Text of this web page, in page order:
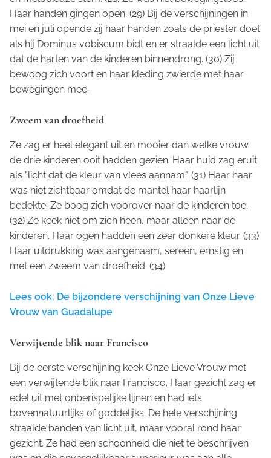
Haar handen gingen open. (29) Bij de verschijningen in
mei en juli opende zij haar handen zoals de priester doet
als hij Dominus vobiscum bidt en er straalde een licht uit
dat de harten van de kinderen binnendrong. (30) Zij
bewoog zich voort en haar kleding zwierde met haar
bewegingen mee.
Zweem van droefheid
Ze zag er heel elegant uit en mooier dan welke vrouw
de drie kinderen ooit hadden gezien. Haar huid zag eruit
als "licht dat de kleur van vlees aannam". (31) Haar haar
was niet zichtbaar omdat de mantel haar haarlijn
bedekte. Ze boog zich voorover naar de kinderen toe.
(32) Ze keek niet om zich heen, maar alleen naar de
kinderen. Haar ogen hadden een zeer donkere kleur. (33)
Haar uitdrukking was aangenaam, sereen, ernstig en
met een zweem van droefheid. (34)
Lees ook: De bijzondere verschijning van Onze Lieve
Vrouw van Guadalupe
Verwijtende blik naar Francisco
Bij de eerste verschijning keek Onze Lieve Vrouw met
een verwijtende blik naar Francisco. Haar gezicht zag er
edel uit met onberispelijke lijnen en had iets
bovennatuurlijks of goddelijks. De hele verschijning
straalde banden van licht uit, maar vooral rond haar
gezicht. Ze had een schoonheid die niet te beschrijven